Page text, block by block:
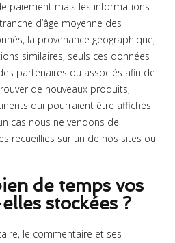
paiement mais les informations
d’âge moyenne des
la provenance géographique,
similaires, seuls ces données
partenaires ou associés afin de
de nouveaux produits,
qui pourraient être affichés
cas nous ne vendons de
recueillies sur un de nos sites ou
de temps vos
stockées ?
le commentaire et ses